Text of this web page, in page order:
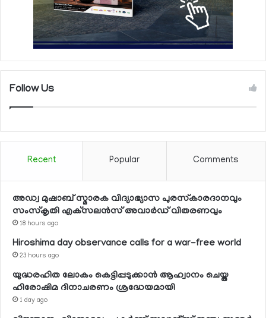
Follow Us
Recent Popular Comments
അഡ്വ മുഷാബ് സ്മാരക വിദ്യാഭ്യാസ പുരസ്‌കാരദാനവും
സംസ്‌കൃതി എക്‌സലന്‍സ് അവാര്‍ഡ് വിതരണവും
18 hours ago
Hiroshima day observance calls for a war-free world
23 hours ago
യുദ്ധരഹിത ലോകം കെട്ടിപ്പടുക്കാന്‍ ആഹ്വാനം ചെയ്ത
ഹിരോഷിമ ദിനാചരണം ശ്രദ്ധേയമായി
1 day ago